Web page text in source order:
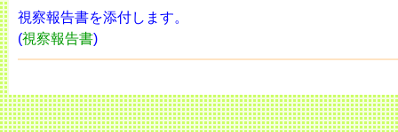
視察報告書を添付します。
(視察報告書)